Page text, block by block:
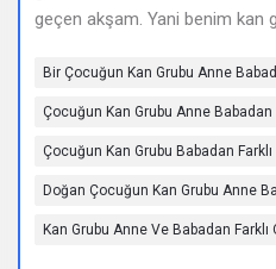
geçen akşam. Yani benim kan
Bir Çocuğun Kan Grubu Anne
Çocuğun Kan Grubu Anne Babadan
Çocuğun Kan Grubu Babadan
Doğan Çocuğun Kan Grubu Anne
Kan Grubu Anne Ve Babadan Farklı